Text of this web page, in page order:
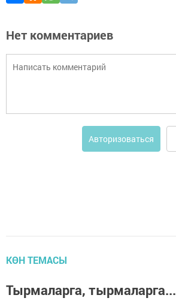
Нет комментариев
Авторизоваться
КӨН ТЕМАСЫ
Тырмаларга, тырмаларга...